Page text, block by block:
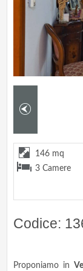
146 mq
3 Camere
Codice:
Proponiamo in